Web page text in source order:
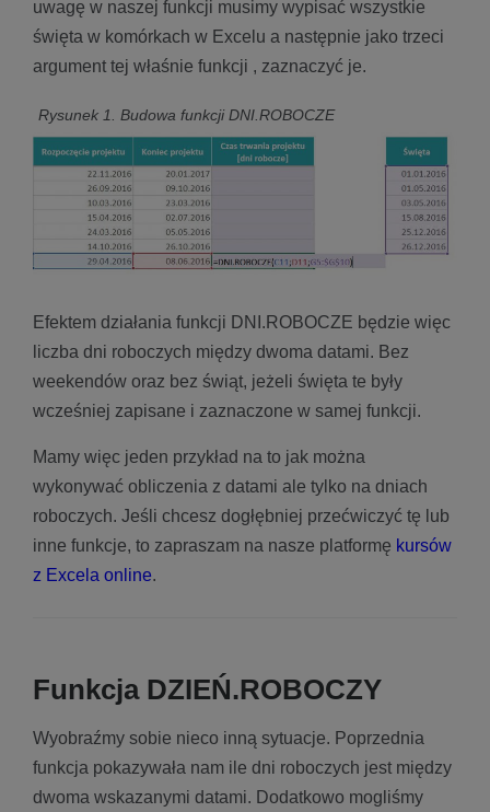
uwagę w naszej funkcji musimy wypisać wszystkie
święta w komórkach w Excelu a następnie jako trzeci
argument tej właśnie funkcji , zaznaczyć je.
Rysunek 1. Budowa funkcji DNI.ROBOCZE
Efektem działania funkcji DNI.ROBOCZE będzie więc
liczba dni roboczych między dwoma datami. Bez
weekendów oraz bez świąt, jeżeli święta te były
wcześniej zapisane i zaznaczone w samej funkcji.
Mamy więc jeden przykład na to jak można
wykonywać obliczenia z datami ale tylko na dniach
roboczych. Jeśli chcesz dogłębniej przećwiczyć tę lub
inne funkcje, to zapraszam na nasze platformę kursów
z Excela online.
Funkcja DZIEŃ.ROBOCZY
Wyobraźmy sobie nieco inną sytuacje. Poprzednia
funkcja pokazywała nam ile dni roboczych jest między
dwoma wskazanymi datami. Dodatkowo mogliśmy